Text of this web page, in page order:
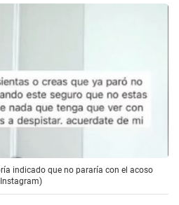
indicado que no pararía con el acoso